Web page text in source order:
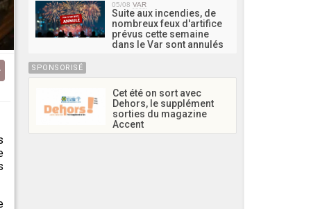
05/08 VAR
Suite aux incendies, de
nombreux feux d'artifice
prévus cette semaine
dans le Var sont annulés
SPONSORISÉ
Cet été on sort avec
Dehors, le supplément
sorties du magazine
Accent